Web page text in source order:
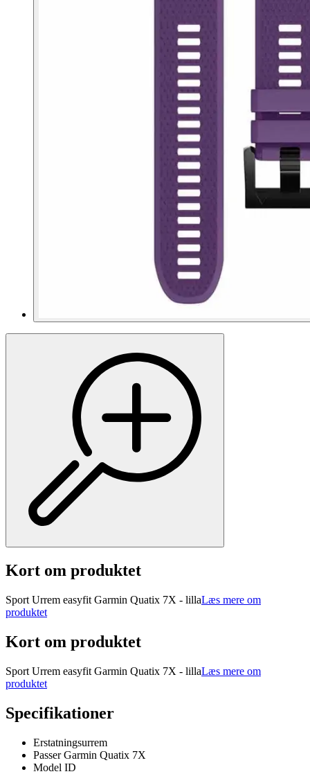
Kort om produktet
Sport Urrem easyfit Garmin Quatix 7X - lillaLæs mere om
produktet
Kort om produktet
Sport Urrem easyfit Garmin Quatix 7X - lillaLæs mere om
produktet
Specifikationer
Erstatningsurrem
Passer Garmin Quatix 7X
Model ID